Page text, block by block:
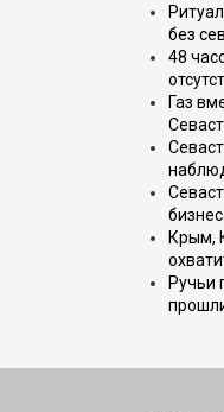
без
48
Газ
Крым,
Ручьи